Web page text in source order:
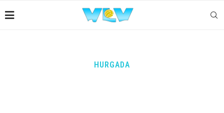
HURGADA